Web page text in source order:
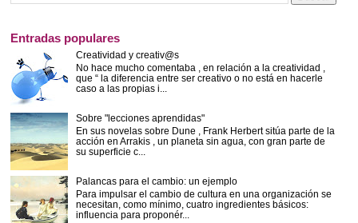
Entradas populares
Creatividad y creativ@s
No hace mucho comentaba , en relación a la creatividad ,
que “ la diferencia entre ser creativo o no está en hacerle
caso a las propias i...
Sobre "lecciones aprendidas"
En sus novelas sobre Dune , Frank Herbert sitúa parte de la
acción en Arrakis , un planeta sin agua, con gran parte de
su superficie c...
Palancas para el cambio: un ejemplo
Para impulsar el cambio de cultura en una organización se
necesitan, como mínimo, cuatro ingredientes básicos:
influencia para proponér...